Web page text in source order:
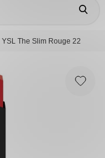
YSL The Slim Rouge 22